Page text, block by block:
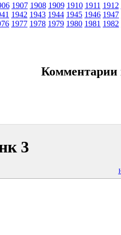
1907 1908 1909 1910 1911 1912
1942 1943 1944 1945 1946 1947
1977 1978 1979 1980 1981 1982
Комментарии
3